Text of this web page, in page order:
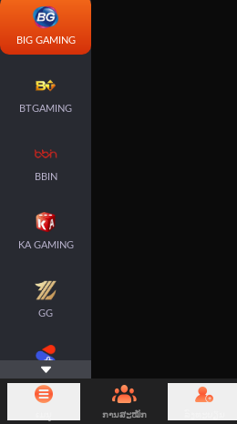
BIG GAMING
BTGAMING
BBIN
KA GAMING
GG
SPLUS
ການສະໝັກ